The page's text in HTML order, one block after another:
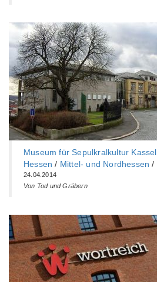
Museum für Sepulkralkultur Kassel
Hessen / Mittel- und Nordhessen /
24.04.2014
Von Tod und Gräbern